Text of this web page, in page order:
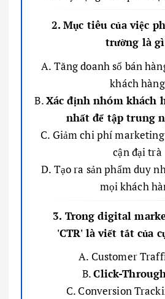
2. Mục tiêu của việc
trường là
A. Tăng doanh số bán
khách hàng
B.Xác định nhóm khách
nhất để tập trung
C. Giảm chi phí
cận đại trà
D. Tạo ra sản phẩm duy
mọi khách
3. Trong digital
'CTR' là viết tắt của
A. Customer
B.Click-
C. Conversion